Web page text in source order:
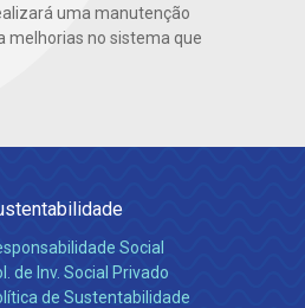
uma manutenção
melhorias no sistema que
Social
de Inv. Social Privado
de Sustentabilidade